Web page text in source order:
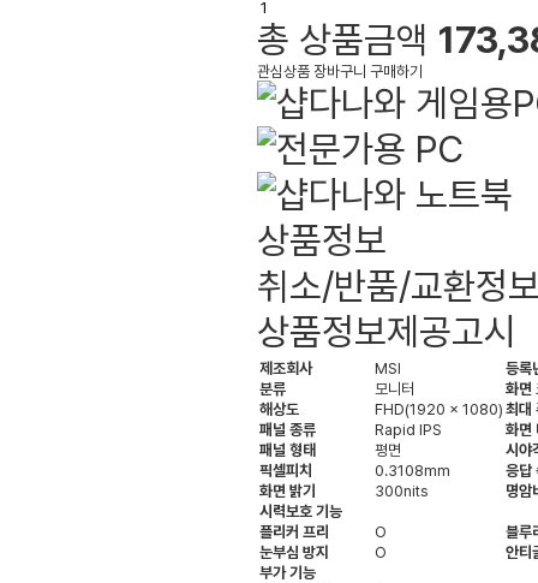
총 상품금액
관심상품 장바구니 구매하기
상품정보
취소/반품/교환정
상품정보제공고시
제조회사 MSI
등록
분류
모니터
화면
해상도
FHD(1920 x 1080) 최대
패널 종류
Rapid IPS
화면
패널 형태
평면
시야
픽셀피치
0.3108mm
응답
화면 밝기
300nits
명암
시력보호 기능
플리커 프리
O
블루
눈부심 방지
O
안티
부가 기능